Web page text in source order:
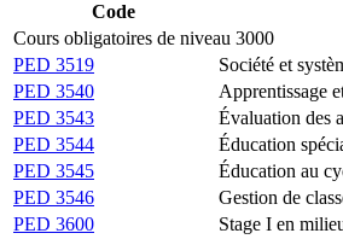
Code
Cours obligatoires de niveau 3000
PED 3519
Société et
PED 3540
Apprentissage
PED 3543
Évaluation des
PED 3544
Éducation
PED 3545
Éducation au
PED 3546
Gestion de
PED 3600
Stage I en